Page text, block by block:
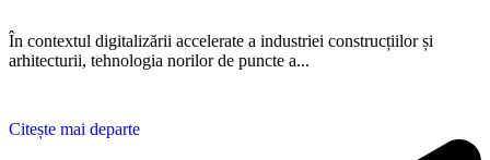
În contextul digitalizării accelerate a industriei construcțiilor și
arhitecturii, tehnologia norilor de puncte a...
Citește mai departe